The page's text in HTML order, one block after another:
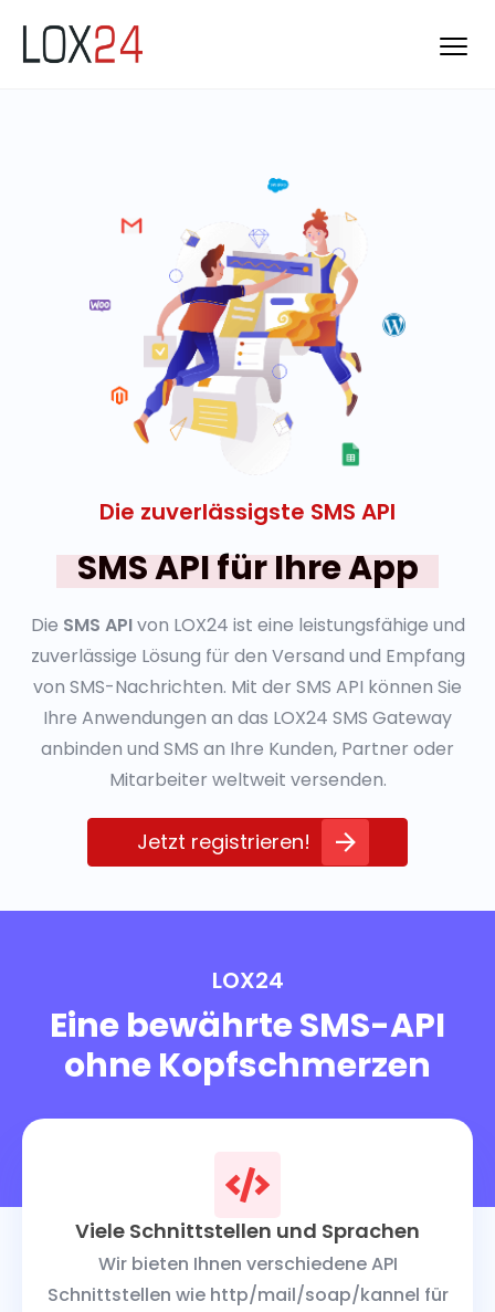
Die zuverlässigste SMS API
SMS API für Ihre App
Die SMS APIvon LOX24 ist eine leistungsfähige und
zuverlässige Lösung für den Versand und Empfang
von SMS-Nachrichten. Mit der SMS API können Sie
Ihre Anwendungen an das LOX24 SMS Gateway
anbinden und SMS an Ihre Kunden, Partner oder
Mitarbeiter weltweit versenden.
Jetzt registrieren!
LOX24
Eine bewährte SMS-API
ohne Kopfschmerzen
Viele Schnittstellen und Sprachen
Wir bieten Ihnen verschiedene API
Schnittstellen wie http/mail/soap/kannel für